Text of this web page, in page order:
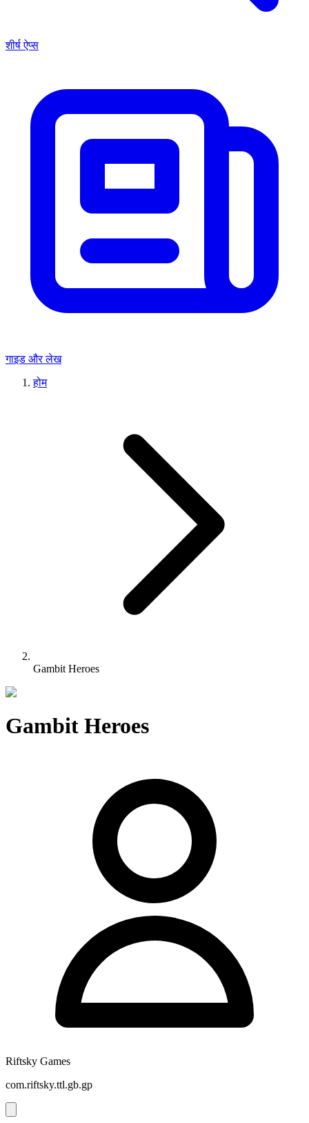
शीर्ष ऐप्स
गाइड और लेख
होम
Gambit Heroes
Gambit Heroes
Riftsky Games
com.riftsky.ttl.gb.gp